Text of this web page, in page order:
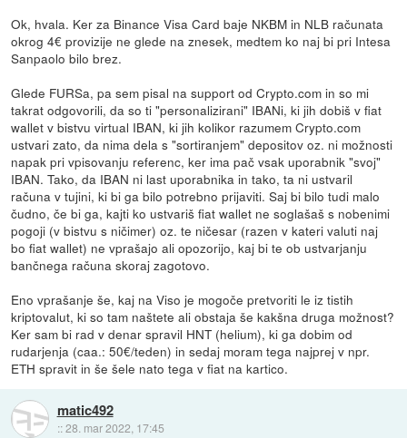
Ok, hvala. Ker za Binance Visa Card baje NKBM in NLB računata
okrog 4€ provizije ne glede na znesek, medtem ko naj bi pri Intesa
Sanpaolo bilo brez.
Glede FURSa, pa sem pisal na support od Crypto.com in so mi
takrat odgovorili, da so ti "personalizirani" IBANi, ki jih dobiš v fiat
wallet v bistvu virtual IBAN, ki jih kolikor razumem Crypto.com
ustvari zato, da nima dela s "sortiranjem" depositov oz. ni možnosti
napak pri vpisovanju referenc, ker ima pač vsak uporabnik "svoj"
IBAN. Tako, da IBAN ni last uporabnika in tako, ta ni ustvaril
računa v tujini, ki bi ga bilo potrebno prijaviti. Saj bi bilo tudi malo
čudno, če bi ga, kajti ko ustvariš fiat wallet ne soglašaš s nobenimi
pogoji (v bistvu s ničimer) oz. te ničesar (razen v kateri valuti naj
bo fiat wallet) ne vprašajo ali opozorijo, kaj bi te ob ustvarjanju
bančnega računa skoraj zagotovo.
Eno vprašanje še, kaj na Viso je mogoče pretvoriti le iz tistih
kriptovalut, ki so tam naštete ali obstaja še kakšna druga možnost?
Ker sam bi rad v denar spravil HNT (helium), ki ga dobim od
rudarjenja (caa.: 50€/teden) in sedaj moram tega najprej v npr.
ETH spravit in še šele nato tega v fiat na kartico.
matic492
::28. mar 2022, 17:45